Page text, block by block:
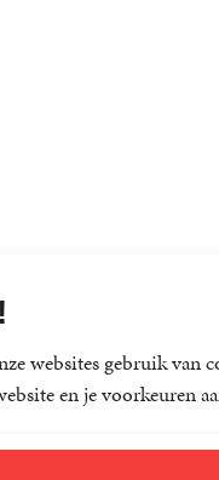
websites gebruik van
en je voorkeuren